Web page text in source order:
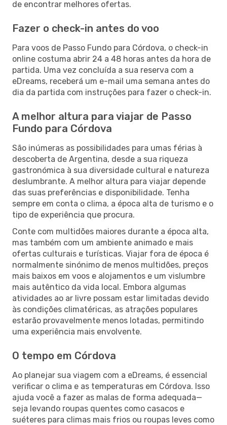
de encontrar melhores ofertas.
Fazer o check-in antes do voo
Para voos de Passo Fundo para Córdova, o check-in
online costuma abrir 24 a 48 horas antes da hora de
partida. Uma vez concluída a sua reserva com a
eDreams, receberá um e-mail uma semana antes do
dia da partida com instruções para fazer o check-in.
A melhor altura para viajar de Passo
Fundo para Córdova
São inúmeras as possibilidades para umas férias à
descoberta de Argentina, desde a sua riqueza
gastronómica à sua diversidade cultural e natureza
deslumbrante. A melhor altura para viajar depende
das suas preferências e disponibilidade. Tenha
sempre em conta o clima, a época alta de turismo e o
tipo de experiência que procura.
Conte com multidões maiores durante a época alta,
mas também com um ambiente animado e mais
ofertas culturais e turísticas. Viajar fora de época é
normalmente sinónimo de menos multidões, preços
mais baixos em voos e alojamentos e um vislumbre
mais autêntico da vida local. Embora algumas
atividades ao ar livre possam estar limitadas devido
às condições climatéricas, as atrações populares
estarão provavelmente menos lotadas, permitindo
uma experiência mais envolvente.
O tempo em Córdova
Ao planejar sua viagem com a eDreams, é essencial
verificar o clima e as temperaturas em Córdova. Isso
ajuda você a fazer as malas de forma adequada—
seja levando roupas quentes como casacos e
suéteres para climas mais frios ou roupas leves como